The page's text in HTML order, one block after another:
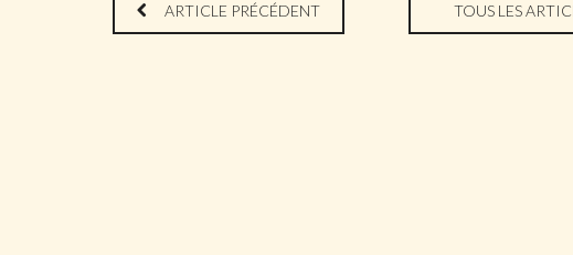
ARTICLE PRÉCÉDENT TOUS LES